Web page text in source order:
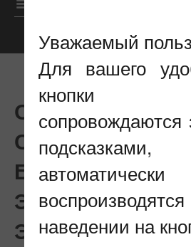
Уважаемый
Для вашего
кнопки
сопровождаются
автоматически
наведении на
Настройки
ОСЕНЬЮ В
СОСТОИТСЯ XXIX
БЕЛОРУССКИЙ